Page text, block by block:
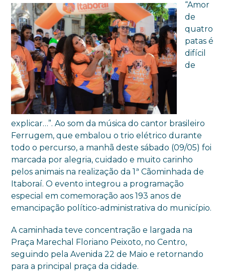
“Amor
de
quatro
patas é
difícil
de
explicar…”. Ao som da música do cantor brasileiro
Ferrugem, que embalou o trio elétrico durante
todo o percurso, a manhã deste sábado (09/05) foi
marcada por alegria, cuidado e muito carinho
pelos animais na realização da 1ª Cãominhada de
Itaboraí. O evento integrou a programação
especial em comemoração aos 193 anos de
emancipação político-administrativa do município.
A caminhada teve concentração e largada na
Praça Marechal Floriano Peixoto, no Centro,
seguindo pela Avenida 22 de Maio e retornando
para a principal praça da cidade.